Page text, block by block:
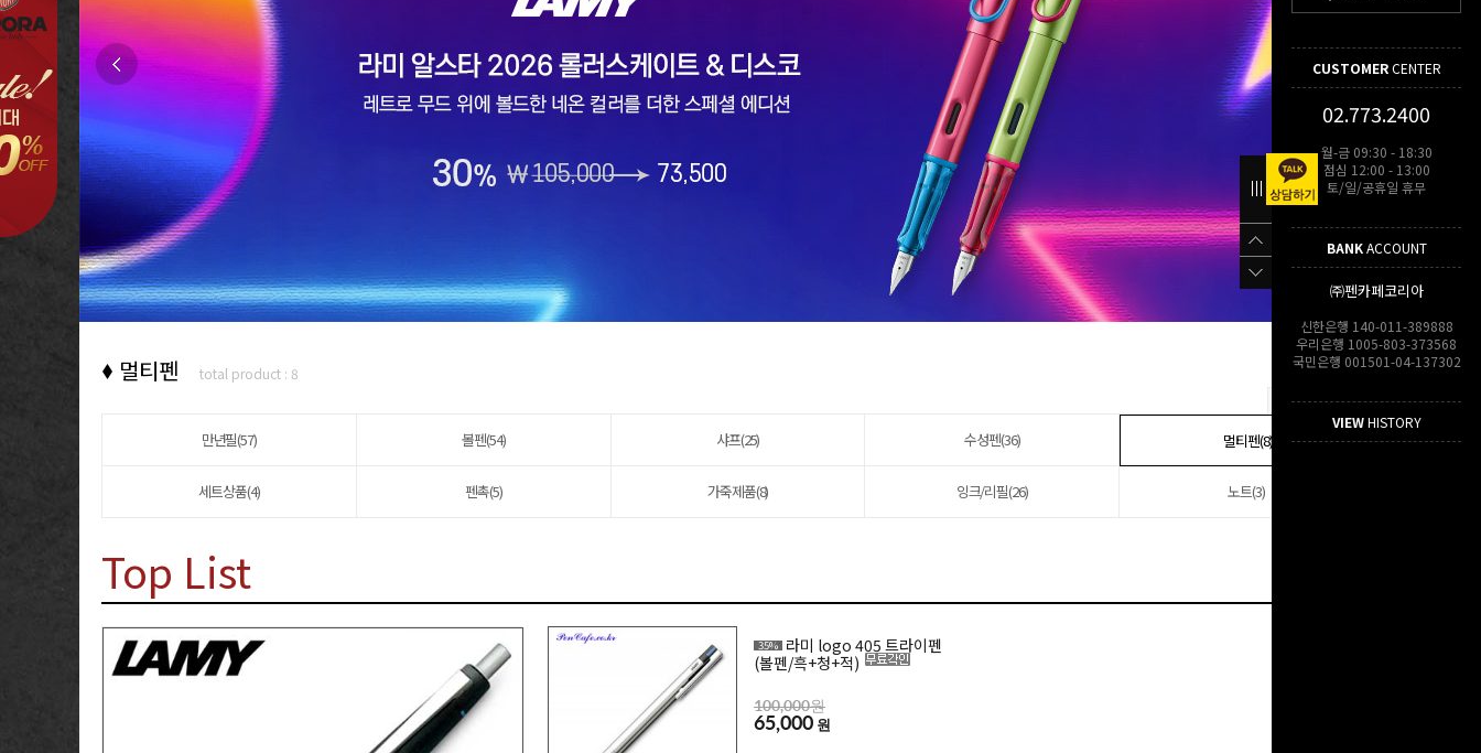
CUSTOMERCENTER
02.773.2400
월-금 09:30 - 18:30
점심 12:00 - 13:00
토/일/공휴일 휴무
BANKACCOUNT
㈜펜카페코리아
신한은행 140-011-389888
우리은행 1005-803-373568
국민은행 001501-04-137302
VIEWHISTORY
멀티펜 total product : 8
만년필(57) 볼펜(54) 샤프(25) 수성펜(36) 멀티펜(8)
세트상품(4) 펜촉(5) 가죽제품(8) 잉크/리필(26) 노트(3)
Top List
35% 라미 logo 405 트라이펜
(볼펜/흑+청+적)
100,000원
65,000 원